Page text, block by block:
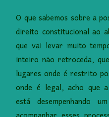
O que sabemos sobre a
direito constitucional ao
que vai levar muito
inteiro não retroceda,
lugares onde é restrito
onde é legal, acho que
está desempenhando